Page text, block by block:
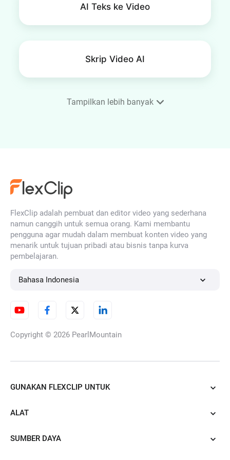
AI Teks ke Video
Skrip Video AI
Editor Audio Online Gratis
Generator Gambar ke Gambar
Tampilkan lebih banyak
FlexClip adalah pembuat dan editor video yang sederhana
namun canggih untuk semua orang. Kami membantu
pengguna agar mudah dalam membuat konten video yang
menarik untuk tujuan pribadi atau bisnis tanpa kurva
pembelajaran.
Bahasa Indonesia
Copyright © 2026 PearlMountain
GUNAKAN FLEXCLIP UNTUK
ALAT
SUMBER DAYA